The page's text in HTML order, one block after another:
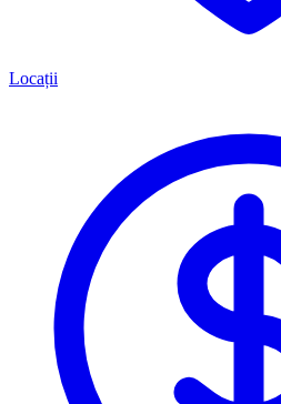
Locații